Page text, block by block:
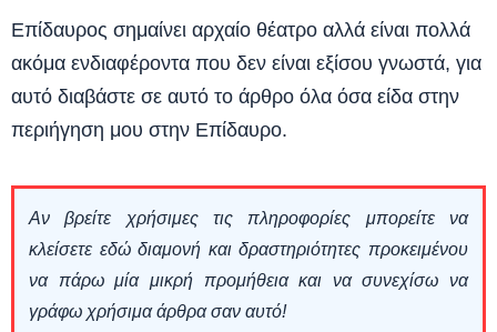
Επίδαυρος σημαίνει αρχαίο θέατρο αλλά είναι πολλά
ακόμα ενδιαφέροντα που δεν είναι εξίσου γνωστά, για
αυτό διαβάστε σε αυτό το άρθρο όλα όσα είδα στην
περιήγηση μου στην Επίδαυρο.
Αν βρείτε χρήσιμες τις πληροφορίες μπορείτε να
κλείσετε εδώ διαμονή και δραστηριότητες προκειμένου
να πάρω μία μικρή προμήθεια και να συνεχίσω να
γράφω χρήσιμα άρθρα σαν αυτό!